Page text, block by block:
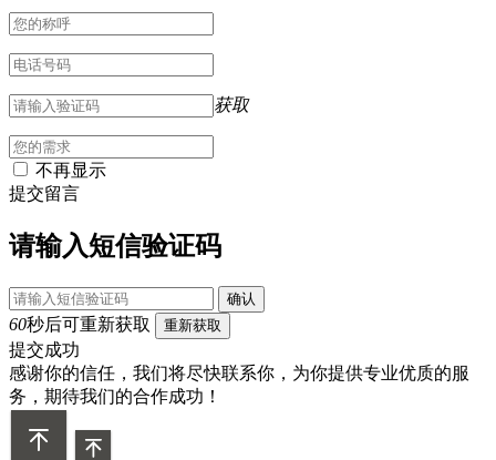
获取
不再显示
提交留言
请输入短信验证码
确认
60秒后可重新获取 重新获取
提交成功
感谢你的信任，我们将尽快联系你，为你提供专业优质的服
务，期待我们的合作成功！